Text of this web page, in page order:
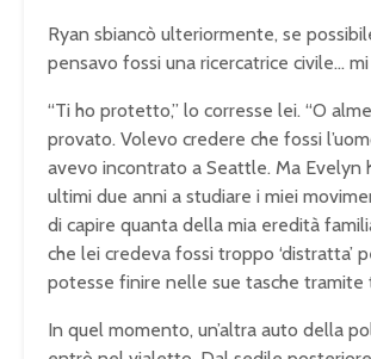
Ryan sbiancò ulteriormente, se
pensavo fossi una ricercatrice civile…
“Ti ho protetto,” lo corresse lei. “O
provato. Volevo credere che fossi
avevo incontrato a Seattle. Ma Evelyn
ultimi due anni a studiare i miei
di capire quanta della mia eredità
che lei credeva fossi troppo ‘distratta’
potesse finire nelle sue tasche tramite
In quel momento, un’altra auto della